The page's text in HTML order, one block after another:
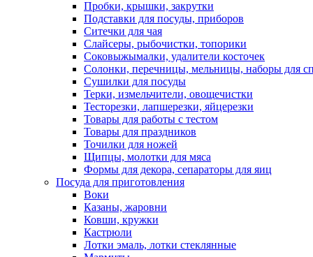
Пробки, крышки, закрутки
Подставки для посуды, приборов
Ситечки для чая
Слайсеры, рыбочистки, топорики
Соковыжымалки, удалители косточек
Солонки, перечницы, мельницы, наборы для
Сушилки для посуды
Терки, измельчители, овощечистки
Тесторезки, лапшерезки, яйцерезки
Товары для работы с тестом
Товары для праздников
Точилки для ножей
Щипцы, молотки для мяса
Формы для декора, сепараторы для яиц
Посуда для приготовления
Воки
Казаны, жаровни
Ковши, кружки
Кастрюли
Лотки эмаль, лотки стеклянные